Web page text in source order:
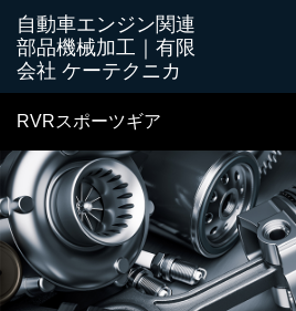
RVRスポーツギア